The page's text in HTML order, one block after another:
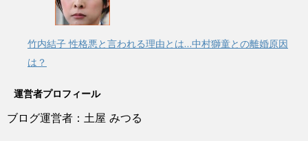
竹内結子 性格悪と言われる理由とは…中村獅童との離婚原因
は？
運営者プロフィール
ブログ運営者：土屋 みつる